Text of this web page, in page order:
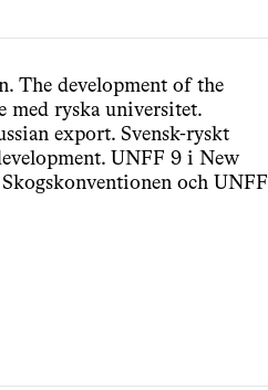
The development of the
med ryska universitet.
export. Svensk-ryskt
UNFF 9 i New
och UNFF